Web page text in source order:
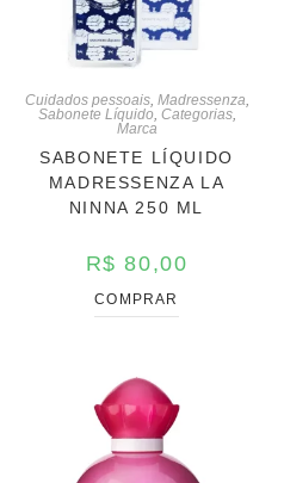
Cuidados pessoais, Madressenza,
Sabonete Líquido, Categorias,
Marca
SABONETE LÍQUIDO
MADRESSENZA LA
NINNA 250 ML
R$ 80,00
COMPRAR